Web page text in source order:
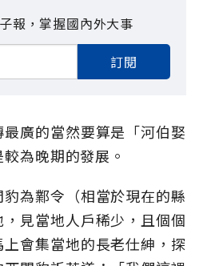
報，掌握國內外大事
訂閱
廣的當然要算是「河伯娶
為晚期的發展。
為鄴令（相當於現在的縣
見當地人戶稀少，且個個
會集當地的長老仕紳，探